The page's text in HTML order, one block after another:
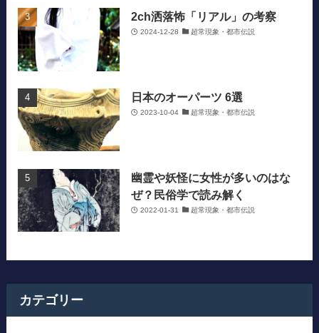
2ch洒落怖「リアル」の考察
2024-12-28 超常現象・都市伝説
日本のオーパーツ 6選
2023-10-04 超常現象・都市伝説
幽霊や妖怪に女性が多いのはな
ぜ？民俗学で読み解く
2022-01-31 超常現象・都市伝説
カテゴリー